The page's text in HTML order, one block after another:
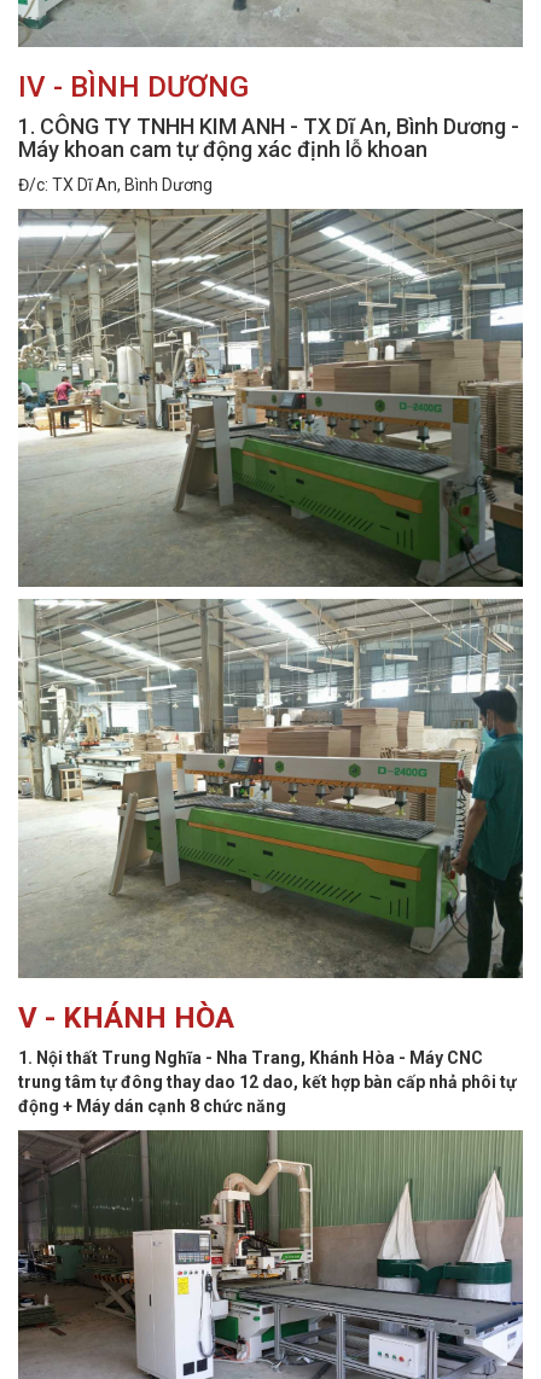
IV - BÌNH DƯƠNG
1. CÔNG TY TNHH KIM ANH - TX Dĩ An, Bình Dương -
Máy khoan cam tự động xác định lỗ khoan
Đ/c: TX Dĩ An, Bình Dương
V - KHÁNH HÒA
1. Nội thất Trung Nghĩa - Nha Trang, Khánh Hòa - Máy CNC
trung tâm tự đông thay dao 12 dao, kết hợp bàn cấp nhả phôi tự
động + Máy dán cạnh 8 chức năng